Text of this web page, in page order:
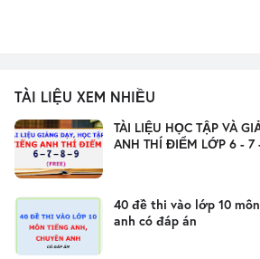
TÀI LIỆU XEM NHIỀU
TÀI LIỆU HỌC TẬP VÀ
ANH THÍ ĐIỂM LỚP 6 - 7
40 đề thi vào lớp 10
anh có đáp án